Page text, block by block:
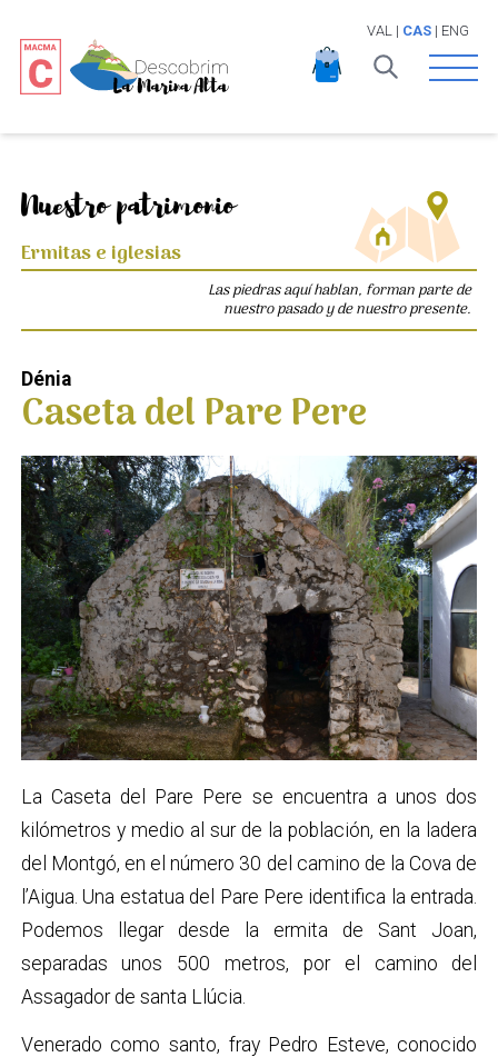
VAL | CAS| ENG
Open
Nuestro patrimonio
Ermitas e iglesias
Las piedras aquí hablan, forman parte de
nuestro pasado y de nuestro presente.
Dénia
Caseta del Pare Pere
La Caseta del Pare Pere se encuentra a unos dos
kilómetros y medio al sur de la población, en la ladera
del Montgó, en el número 30 del camino de la Cova de
l’Aigua. Una estatua del Pare Pere identifica la entrada.
Podemos llegar desde la ermita de Sant Joan,
separadas unos 500 metros, por el camino del
Assagador de santa Llúcia.
Venerado como santo, fray Pedro Esteve, conocido